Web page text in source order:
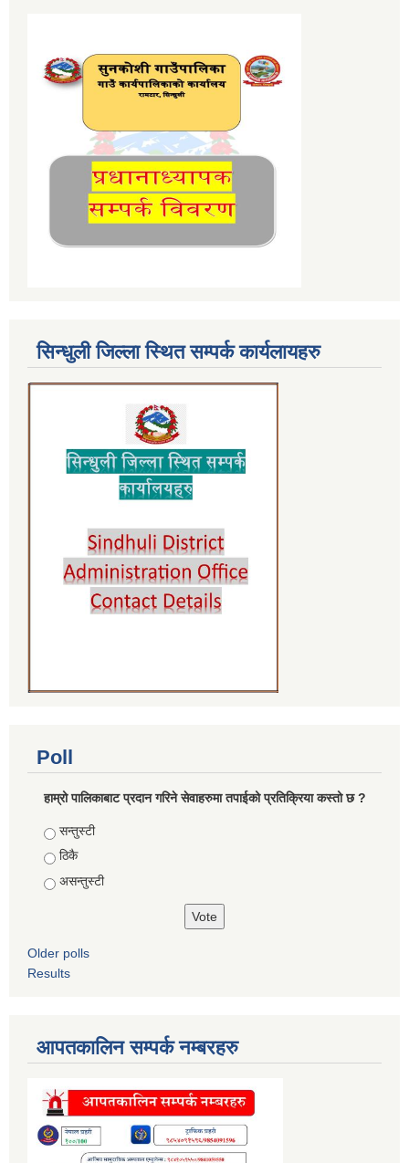
सिन्धुली जिल्ला स्थित सम्पर्क कार्यलायहरु
Poll
हाम्रो पालिकाबाट प्रदान गरिने सेवाहरुमा तपाईको प्रतिक्रिया कस्तो छ ?
Choices
सन्तुस्टी
ठिकै
असन्तुस्टी
Older polls
Results
आपतकालिन सम्पर्क नम्बरहरु